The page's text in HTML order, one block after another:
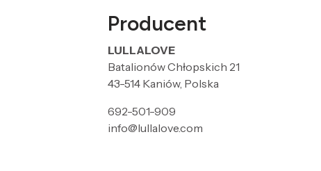
Producent
LULLALOVE
Batalionów Chłopskich 21
43-514 Kaniów, Polska
692-501-909
info@lullalove.com